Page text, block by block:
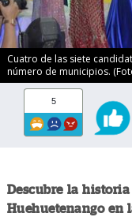
Cuatro de las siete
número de municipios.
5
Descubre la
Huehuetenango en